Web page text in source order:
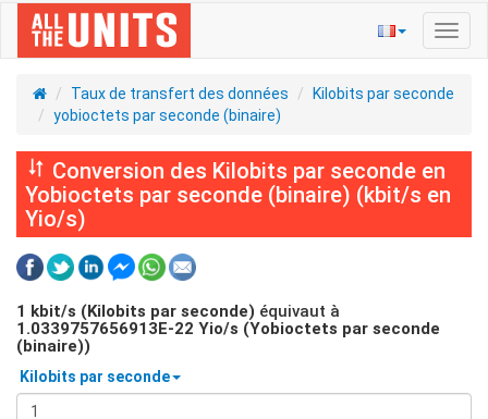
la
Taux de transfert des données
Kilobits par seconde
yobioctets par seconde (binaire)
Conversion des Kilobits par seconde en
Yobioctets par seconde (binaire) (kbit/s en
Yio/s)
1 kbit/s (Kilobits par seconde) équivaut à
1.0339757656913E-22 Yio/s (Yobioctets par seconde
(binaire))
Kilobits par seconde